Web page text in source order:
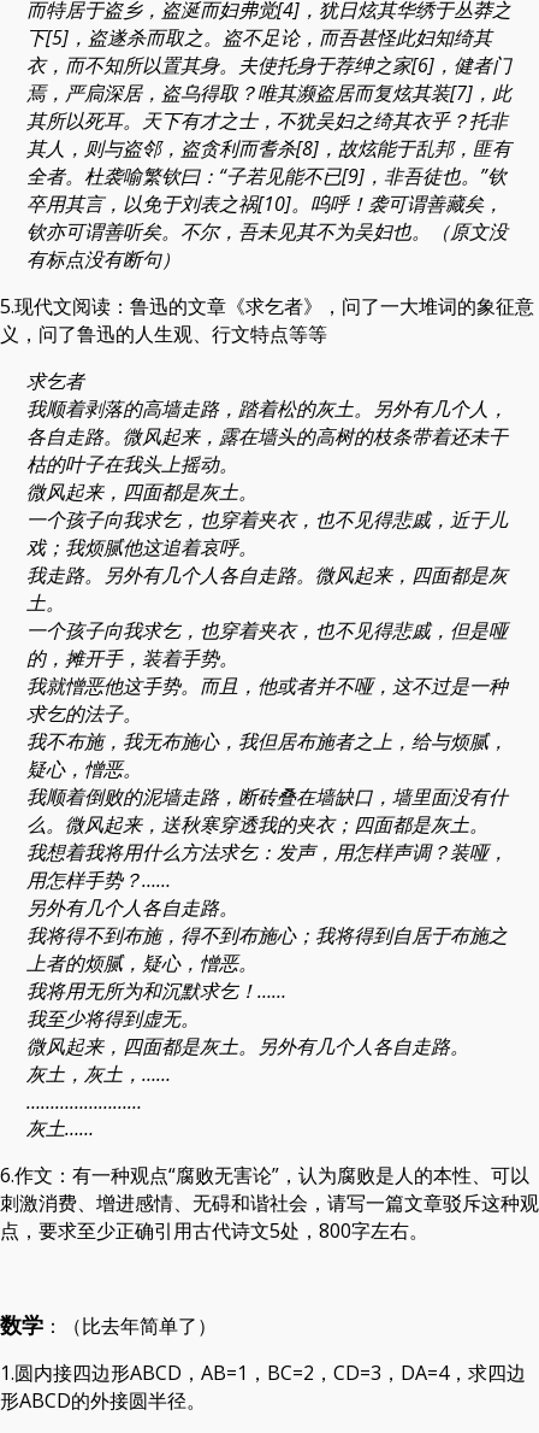
而特居于盗乡，盗涎而妇弗觉[4]，犹日炫其华绣于丛莽之
下[5]，盗遂杀而取之。盗不足论，而吾甚怪此妇知绮其
衣，而不知所以置其身。夫使托身于荐绅之家[6]，健者门
焉，严扃深居，盗乌得取？唯其濒盗居而复炫其装[7]，此
其所以死耳。天下有才之士，不犹吴妇之绮其衣乎？托非
其人，则与盗邻，盗贪利而耆杀[8]，故炫能于乱邦，匪有
全者。杜袭喻繁钦曰：“子若见能不已[9]，非吾徒也。”钦
卒用其言，以免于刘表之祸[10]。呜呼！袭可谓善藏矣，
钦亦可谓善听矣。不尔，吾未见其不为吴妇也。（原文没
有标点没有断句）
5.现代文阅读：鲁迅的文章《求乞者》，问了一大堆词的象征意
义，问了鲁迅的人生观、行文特点等等
求乞者
我顺着剥落的高墙走路，踏着松的灰土。另外有几个人，
各自走路。微风起来，露在墙头的高树的枝条带着还未干
枯的叶子在我头上摇动。
微风起来，四面都是灰土。
一个孩子向我求乞，也穿着夹衣，也不见得悲戚，近于儿
戏；我烦腻他这追着哀呼。
我走路。另外有几个人各自走路。微风起来，四面都是灰
土。
一个孩子向我求乞，也穿着夹衣，也不见得悲戚，但是哑
的，摊开手，装着手势。
我就憎恶他这手势。而且，他或者并不哑，这不过是一种
求乞的法子。
我不布施，我无布施心，我但居布施者之上，给与烦腻，
疑心，憎恶。
我顺着倒败的泥墙走路，断砖叠在墙缺口，墙里面没有什
么。微风起来，送秋寒穿透我的夹衣；四面都是灰土。
我想着我将用什么方法求乞：发声，用怎样声调？装哑，
用怎样手势？……
另外有几个人各自走路。
我将得不到布施，得不到布施心；我将得到自居于布施之
上者的烦腻，疑心，憎恶。
我将用无所为和沉默求乞！……
我至少将得到虚无。
微风起来，四面都是灰土。另外有几个人各自走路。
灰土，灰土，……
……………………
灰土……
6.作文：有一种观点“腐败无害论”，认为腐败是人的本性、可以
刺激消费、增进感情、无碍和谐社会，请写一篇文章驳斥这种观
点，要求至少正确引用古代诗文5处，800字左右。
数学 ：（比去年简单了）
1.圆内接四边形ABCD，AB=1，BC=2，CD=3，DA=4，求四边
形ABCD的外接圆半径。